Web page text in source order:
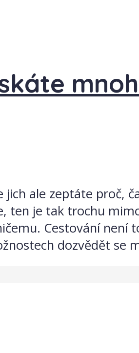
jich ale zeptáte proč,
ten je tak trochu
Cestování není
dozvědět se